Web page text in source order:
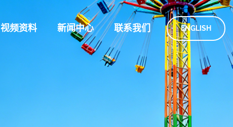
视频资料 新闻中心 联系我们 ENGLISH